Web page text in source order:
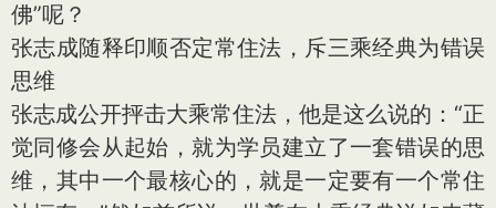
佛”呢？
张志成随释印顺否定常住法，斥三乘经典为错误
思维
张志成公开抨击大乘常住法，他是这么说的：“正
觉同修会从起始，就为学员建立了一套错误的思
维，其中一个最核心的，就是一定要有一个常住